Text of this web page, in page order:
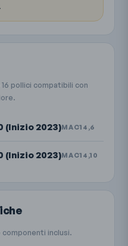
pollici compatibili con
(Inizio 2023)MAC14,6
(Inizio 2023)MAC14,10
inclusi.